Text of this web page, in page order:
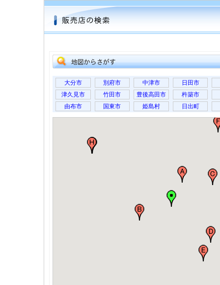
大分市 別府市 中津市
日田市
津久見市
竹田市 豊後高田市
杵築市
由布市
国東市 姫島村 日出町